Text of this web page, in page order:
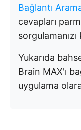
Bağlantı
cevapları
sorgulamanızı
Yukarıda
Brain MAX'ı
uygulama